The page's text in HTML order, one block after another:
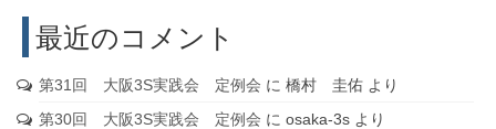
最近のコメント
第31回 大阪3S実践会 定例会 に 橋村 圭佑 より
第30回 大阪3S実践会 定例会 に osaka-3s より